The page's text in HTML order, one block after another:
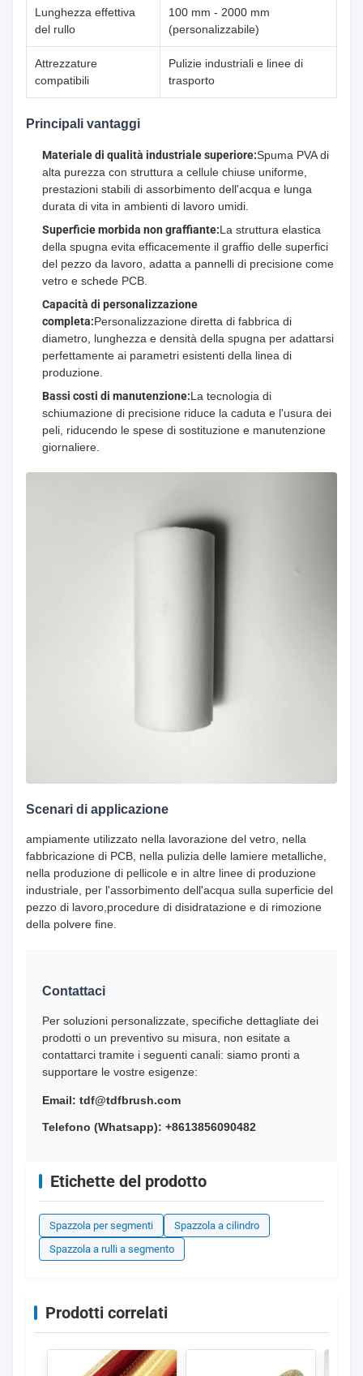
Lunghezza effettiva
del rullo
100 mm - 2000 mm
(personalizzabile)
Attrezzature
compatibili
Pulizie industriali e linee di
trasporto
Principali vantaggi
Materiale di qualità industriale superiore:Spuma PVA di
alta purezza con struttura a cellule chiuse uniforme,
prestazioni stabili di assorbimento dell'acqua e lunga
durata di vita in ambienti di lavoro umidi.
Superficie morbida non graffiante:La struttura elastica
della spugna evita efficacemente il graffio delle superfici
del pezzo da lavoro, adatta a pannelli di precisione come
vetro e schede PCB.
Capacità di personalizzazione
completa:Personalizzazione diretta di fabbrica di
diametro, lunghezza e densità della spugna per adattarsi
perfettamente ai parametri esistenti della linea di
produzione.
Bassi costi di manutenzione:La tecnologia di
schiumazione di precisione riduce la caduta e l'usura dei
peli, riducendo le spese di sostituzione e manutenzione
giornaliere.
Scenari di applicazione
ampiamente utilizzato nella lavorazione del vetro, nella
fabbricazione di PCB, nella pulizia delle lamiere metalliche,
nella produzione di pellicole e in altre linee di produzione
industriale, per l'assorbimento dell'acqua sulla superficie del
pezzo di lavoro,procedure di disidratazione e di rimozione
della polvere fine.
Contattaci
Per soluzioni personalizzate, specifiche dettagliate dei
prodotti o un preventivo su misura, non esitate a
contattarci tramite i seguenti canali: siamo pronti a
supportare le vostre esigenze:
Email: tdf@tdfbrush.com
Telefono (Whatsapp): +8613856090482
Etichette del prodotto
Spazzola per segmenti
Spazzola a cilindro
Spazzola a rulli a segmento
Prodotti correlati